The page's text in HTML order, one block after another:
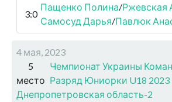
3:0
Пащенко Полина/Ржевская
Самосуд Дарья/Павлюк
4 мая, 2023
5
место
Чемпионат Украины
Разряд Юниорки U18 2023
Днепропетровская область-2